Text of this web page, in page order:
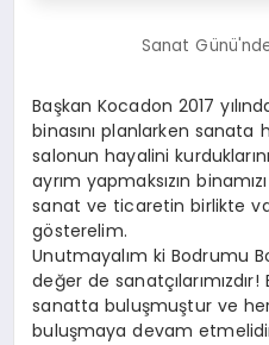
Sanat
Başkan Kocadon 2017
binasını planlarken
salonun hayalini
ayrım yapmaksızın
sanat ve ticaretin birlikte
gösterelim.
Unutmayalım ki Bodrumu
değer de
sanatta buluşmuştur ve
buluşmaya devam